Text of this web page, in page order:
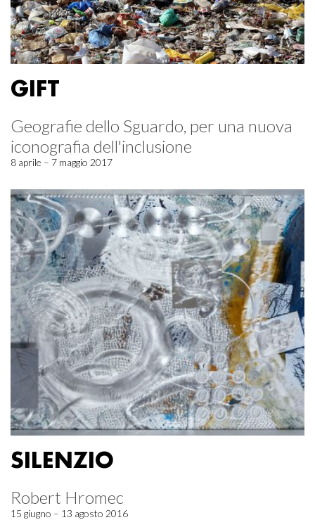
GIFT
Geografie dello Sguardo, per una nuova
iconografia dell'inclusione
8 aprile – 7 maggio 2017
SILENZIO
Robert Hromec
15 giugno – 13 agosto 2016